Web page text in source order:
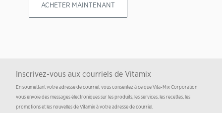
ACHETER MAINTENANT
Inscrivez-vous aux courriels de Vitamix
En soumettant votre adresse de courriel, vous consentez à ce que Vita-Mix Corporation
vous envoie des messages électroniques sur les produits, les services, les recettes, les
promotions et les nouvelles de Vitamix à votre adresse de courriel.